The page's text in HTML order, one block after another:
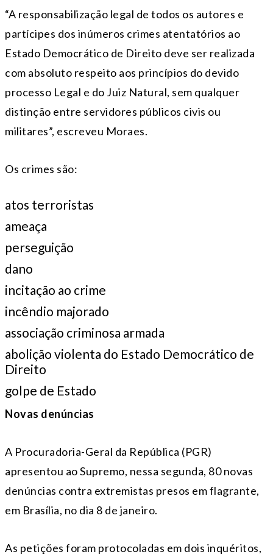
“A responsabilização legal de todos os autores e
partícipes dos inúmeros crimes atentatórios ao
Estado Democrático de Direito deve ser realizada
com absoluto respeito aos princípios do devido
processo Legal e do Juiz Natural, sem qualquer
distinção entre servidores públicos civis ou
militares”, escreveu Moraes.
Os crimes são:
atos terroristas
ameaça
perseguição
dano
incitação ao crime
incêndio majorado
associação criminosa armada
abolição violenta do Estado Democrático de
Direito
golpe de Estado
Novas denúncias
A Procuradoria-Geral da República (PGR)
apresentou ao Supremo, nessa segunda, 80 novas
denúncias contra extremistas presos em flagrante,
em Brasília, no dia 8 de janeiro.
As petições foram protocoladas em dois inquéritos,